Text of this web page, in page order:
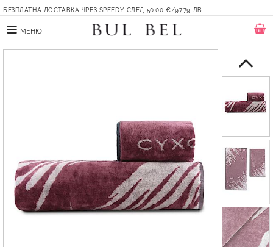
БЕЗПЛАТНА ДОСТАВКА ЧРЕЗ SPEEDY СЛЕД 50.00 €/97.79 ЛВ.
МЕНЮ